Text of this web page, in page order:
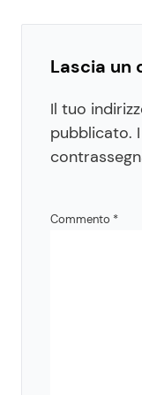
Lascia un
Il tuo
pubblicato.
Commento *